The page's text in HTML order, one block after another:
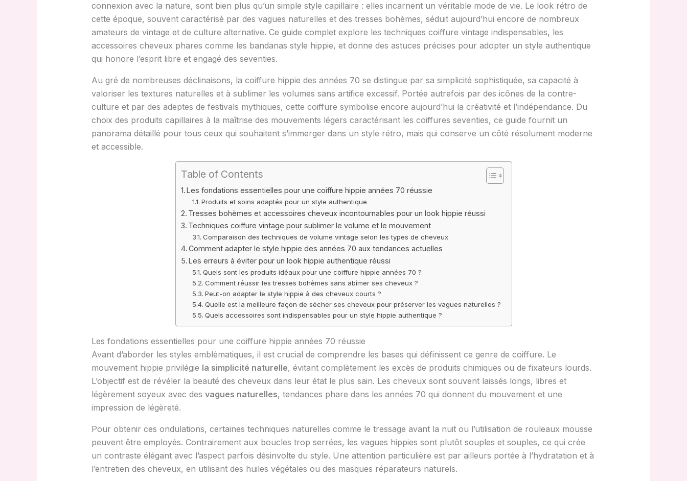
connexion avec la nature, sont bien plus qu’un simple style capillaire : elles incarnent un véritable mode de vie. Le look rétro de
cette époque, souvent caractérisé par des vagues naturelles et des tresses bohèmes, séduit aujourd’hui encore de nombreux
amateurs de vintage et de culture alternative. Ce guide complet explore les techniques coiffure vintage indispensables, les
accessoires cheveux phares comme les bandanas style hippie, et donne des astuces précises pour adopter un style authentique
qui honore l’esprit libre et engagé des seventies.
Au gré de nombreuses déclinaisons, la coiffure hippie des années 70 se distingue par sa simplicité sophistiquée, sa capacité à
valoriser les textures naturelles et à sublimer les volumes sans artifice excessif. Portée autrefois par des icônes de la contre-
culture et par des adeptes de festivals mythiques, cette coiffure symbolise encore aujourd’hui la créativité et l’indépendance. Du
choix des produits capillaires à la maîtrise des mouvements légers caractérisant les coiffures seventies, ce guide fournit un
panorama détaillé pour tous ceux qui souhaitent s’immerger dans un style rétro, mais qui conserve un côté résolument moderne
et accessible.
Table of Contents
Les fondations essentielles pour une coiffure hippie années 70 réussie
Produits et soins adaptés pour un style authentique
Tresses bohèmes et accessoires cheveux incontournables pour un look hippie réussi
Techniques coiffure vintage pour sublimer le volume et le mouvement
Comparaison des techniques de volume vintage selon les types de cheveux
Comment adapter le style hippie des années 70 aux tendances actuelles
Les erreurs à éviter pour un look hippie authentique réussi
Quels sont les produits idéaux pour une coiffure hippie années 70 ?
Comment réussir les tresses bohèmes sans abîmer ses cheveux ?
Peut-on adapter le style hippie à des cheveux courts ?
Quelle est la meilleure façon de sécher ses cheveux pour préserver les vagues naturelles ?
Quels accessoires sont indispensables pour un style hippie authentique ?
Les fondations essentielles pour une coiffure hippie années 70 réussie
Avant d’aborder les styles emblématiques, il est crucial de comprendre les bases qui définissent ce genre de coiffure. Le
mouvement hippie privilégie la simplicité naturelle, évitant complètement les excès de produits chimiques ou de fixateurs lourds.
L’objectif est de révéler la beauté des cheveux dans leur état le plus sain. Les cheveux sont souvent laissés longs, libres et
légèrement soyeux avec des vagues naturelles, tendances phare dans les années 70 qui donnent du mouvement et une
impression de légèreté.
Pour obtenir ces ondulations, certaines techniques naturelles comme le tressage avant la nuit ou l’utilisation de rouleaux mousse
peuvent être employés. Contrairement aux boucles trop serrées, les vagues hippies sont plutôt souples et souples, ce qui crée
un contraste élégant avec l’aspect parfois désinvolte du style. Une attention particulière est par ailleurs portée à l’hydratation et à
l’entretien des cheveux, en utilisant des huiles végétales ou des masques réparateurs naturels.